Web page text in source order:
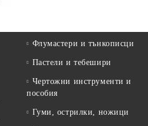
Флумастери и тънкописци
Пастели и тебешири
Чертожни инструменти и
пособия
Гуми, острилки, ножици